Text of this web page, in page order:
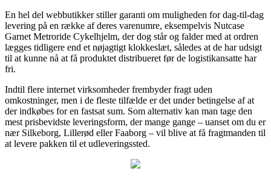
En hel del webbutikker stiller garanti om muligheden for dag-til-dag
levering på en række af deres varenumre, eksempelvis Nutcase
Garnet Metroride Cykelhjelm, der dog står og falder med at ordren
lægges tidligere end et nøjagtigt klokkeslæt, således at de har udsigt
til at kunne nå at få produktet distribueret før de logistikansatte har
fri.
Indtil flere internet virksomheder frembyder fragt uden
omkostninger, men i de fleste tilfælde er det under betingelse af at
der indkøbes for en fastsat sum. Som alternativ kan man tage den
mest prisbevidste leveringsform, der mange gange – uanset om du er
nær Silkeborg, Lillerød eller Faaborg – vil blive at få fragtmanden til
at levere pakken til et udleveringssted.